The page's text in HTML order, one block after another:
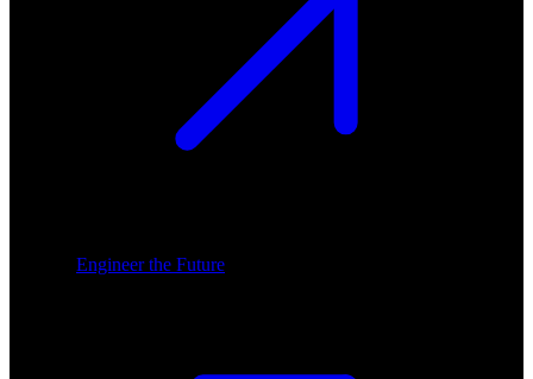
Engineer the Future